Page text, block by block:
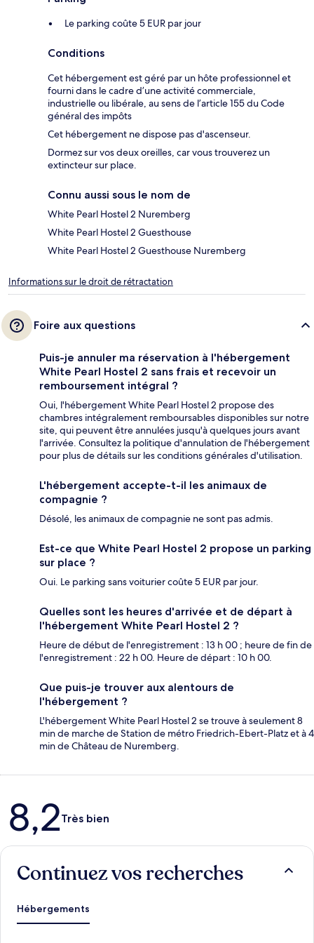
Le parking coûte 5 EUR par jour
Conditions
Cet hébergement est géré par un hôte professionnel et
fourni dans le cadre d’une activité commerciale,
industrielle ou libérale, au sens de l’article 155 du Code
général des impôts
Cet hébergement ne dispose pas d'ascenseur.
Dormez sur vos deux oreilles, car vous trouverez un
extincteur sur place.
Connu aussi sous le nom de
White Pearl Hostel 2 Nuremberg
White Pearl Hostel 2 Guesthouse
White Pearl Hostel 2 Guesthouse Nuremberg
Informations sur le droit de rétractation
Foire aux questions
Puis-je annuler ma réservation à l'hébergement
White Pearl Hostel 2 sans frais et recevoir un
remboursement intégral ?
Oui, l'hébergement White Pearl Hostel 2 propose des
chambres intégralement remboursables disponibles sur notre
site, qui peuvent être annulées jusqu'à quelques jours avant
l'arrivée. Consultez la politique d'annulation de l'hébergement
pour plus de détails sur les conditions générales d'utilisation.
L'hébergement accepte-t-il les animaux de
compagnie ?
Désolé, les animaux de compagnie ne sont pas admis.
Est-ce que White Pearl Hostel 2 propose un parking
sur place ?
Oui. Le parking sans voiturier coûte 5 EUR par jour.
Quelles sont les heures d'arrivée et de départ à
l'hébergement White Pearl Hostel 2 ?
Heure de début de l'enregistrement : 13 h 00 ; heure de fin de
l'enregistrement : 22 h 00. Heure de départ : 10 h 00.
Que puis-je trouver aux alentours de
l'hébergement ?
L'hébergement White Pearl Hostel 2 se trouve à seulement 8
min de marche de Station de métro Friedrich-Ebert-Platz et à 4
min de Château de Nuremberg.
Avis
8,2Très bien
Continuez vos recherches
Hébergements